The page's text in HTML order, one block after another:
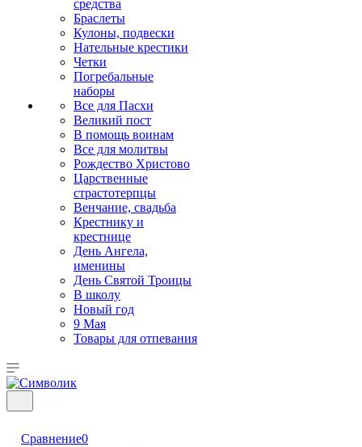
средства
Браслеты
Кулоны, подвески
Нательные крестики
Четки
Погребальные
наборы
Все для Пасхи
Великий пост
В помощь воинам
Все для молитвы
Рождество Христово
Царственные
страстотерпцы
Венчание, свадьба
Крестнику и
крестнице
День Ангела,
именины
День Святой Троицы
В школу
Новый год
9 Мая
Товары для отпевания
Сравнение0